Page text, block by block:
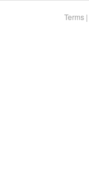
Terms|